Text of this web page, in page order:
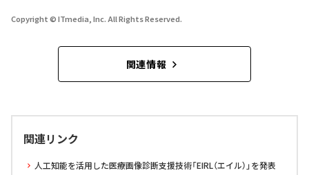
Copyright © ITmedia, Inc. All Rights Reserved.
関連情報
関連リンク
人工知能を活用した医療画像診断支援技術「EIRL（エイル）」を発表